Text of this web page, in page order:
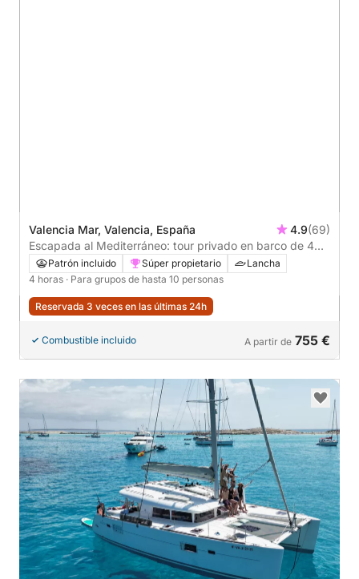
Valencia Mar, Valencia, España 4.9(69)
Escapada al Mediterráneo: tour privado en barco de 4
horas desde Valencia
Patrón incluido Súper propietario
Lancha
4 horas · Para grupos de hasta 10 personas
Reservada 3 veces en las últimas 24h
Combustible incluido A partir de 755 €